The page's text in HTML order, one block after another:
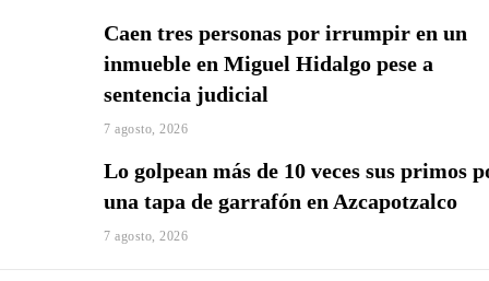
Caen tres personas por irrumpir en un
inmueble en Miguel Hidalgo pese a
sentencia judicial
7 agosto, 2026
Lo golpean más de 10 veces sus primos
una tapa de garrafón en Azcapotzalco
7 agosto, 2026